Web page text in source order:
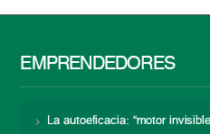
EMPRENDEDORES
La autoeficacia: “motor